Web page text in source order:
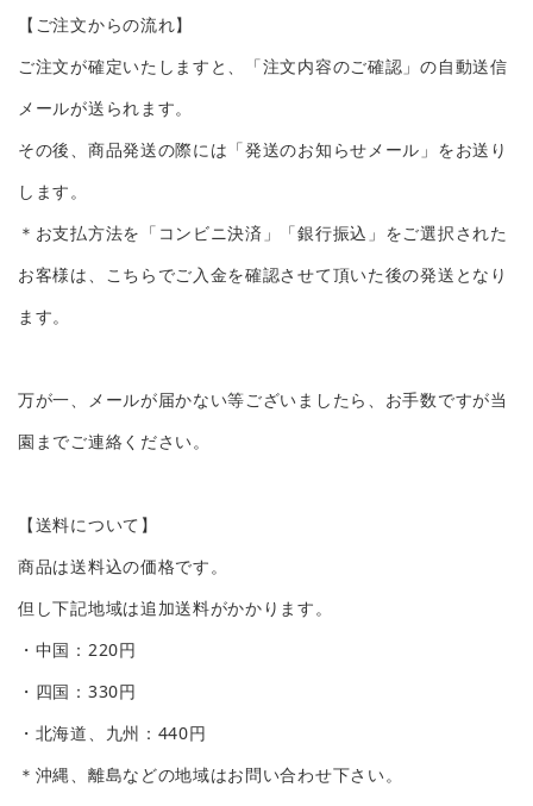
【ご注文からの流れ】
ご注文が確定いたしますと、「注文内容のご確認」の自動送信
メールが送られます。
その後、商品発送の際には「発送のお知らせメール」をお送り
します。
＊お支払方法を「コンビニ決済」「銀行振込」をご選択された
お客様は、こちらでご入金を確認させて頂いた後の発送となり
ます。
万が一、メールが届かない等ございましたら、お手数ですが当
園までご連絡ください。
【送料について】
商品は送料込の価格です。
但し下記地域は追加送料がかかります。
・中国：220円
・四国：330円
・北海道、九州：440円
＊沖縄、離島などの地域はお問い合わせ下さい。